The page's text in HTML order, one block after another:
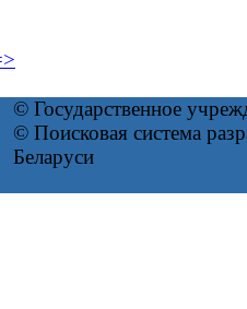
© Государственное
© Поисковая система
Беларуси